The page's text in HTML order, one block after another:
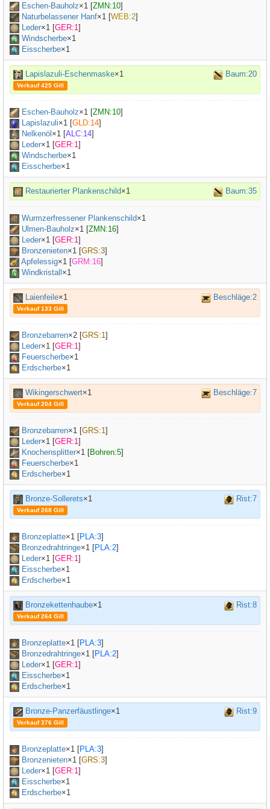
Eschen-Bauholz×1 [ZMN:10]
Naturbelassener Hanf×1 [WEB:2]
Leder×1 [GER:1]
Windscherbe×1
Eisscherbe×1
Lapislazuli-Eschenmaske×1 Baum:20
Verkauf 425 Gill
Eschen-Bauholz×1 [ZMN:10]
Lapislazuli×1 [GLD:14]
Nelkenöl ×1 [ALC:14]
Leder×1 [GER:1]
Windscherbe×1
Eisscherbe×1
Restaurierter Plankenschild×1 Baum:35
Wurmzerfressener Plankenschild×1
Ulmen-Bauholz×1 [ZMN:16]
Leder×1 [GER:1]
Bronzenieten×1 [GRS:3]
Apfelessig×1 [GRM:16]
Windkristall ×1
Laienfeile×1 Beschläge:2
Verkauf 133 Gill
Bronzebarren×2 [GRS:1]
Leder×1 [GER:1]
Feuerscherbe×1
Erdscherbe×1
Wikingerschwert×1 Beschläge:7
Verkauf 204 Gill
Bronzebarren×1 [GRS:1]
Leder×1 [GER:1]
Knochensplitter×1 [Bohren:5]
Feuerscherbe×1
Erdscherbe×1
Bronze-Sollerets×1 Rist:7
Verkauf 268 Gill
Bronzeplatte×1 [PLA:3]
Bronzedrahtringe×1 [PLA:2]
Leder×1 [GER:1]
Eisscherbe×1
Erdscherbe×1
Bronzekettenhaube×1 Rist:8
Verkauf 264 Gill
Bronzeplatte×1 [PLA:3]
Bronzedrahtringe×1 [PLA:2]
Leder×1 [GER:1]
Eisscherbe×1
Erdscherbe×1
Bronze-Panzerfäustlinge×1 Rist:9
Verkauf 376 Gill
Bronzeplatte×1 [PLA:3]
Bronzenieten×1 [GRS:3]
Leder×1 [GER:1]
Eisscherbe×1
Erdscherbe×1